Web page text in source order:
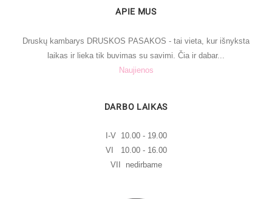
APIE MUS
Druskų kambarys DRUSKOS PASAKOS - tai vieta, kur išnyksta
laikas ir lieka tik buvimas su savimi. Čia ir dabar...
Naujienos
DARBO LAIKAS
I-V 10.00 - 19.00
VI 10.00 - 16.00
VII nedirbame